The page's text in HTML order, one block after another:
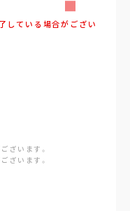
している場合がござい
ざいます。
ざいます。